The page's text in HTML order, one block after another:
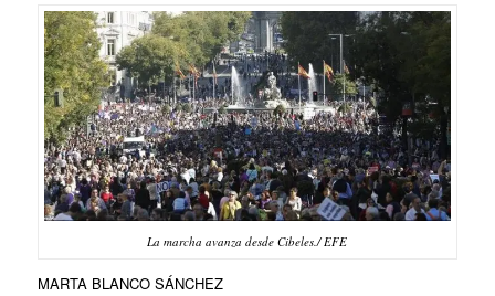
La marcha avanza desde Cibeles./ EFE
MARTA BLANCO SÁNCHEZ